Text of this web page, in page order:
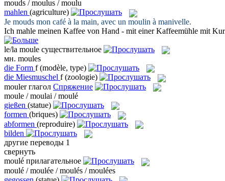
mouds / moulus / moulu
mahlen (agriculture)
Je mouds mon café à la main, avec un moulin à manivelle.
Ich mahle meinen Kaffee von Hand - mit einer Kaffeemühle mit
le/la moule существительное
мн. moules
die Form f (modèle, type)
die Miesmuschel f (zoologie)
mouler глагол Спряжение
moule / moulai / moulé
gießen (statue)
formen (briques)
abformen (reproduire)
bilden
другие переводы 1
свернуть
moulé прилагательное
moulé / moulée / moulés / moulées